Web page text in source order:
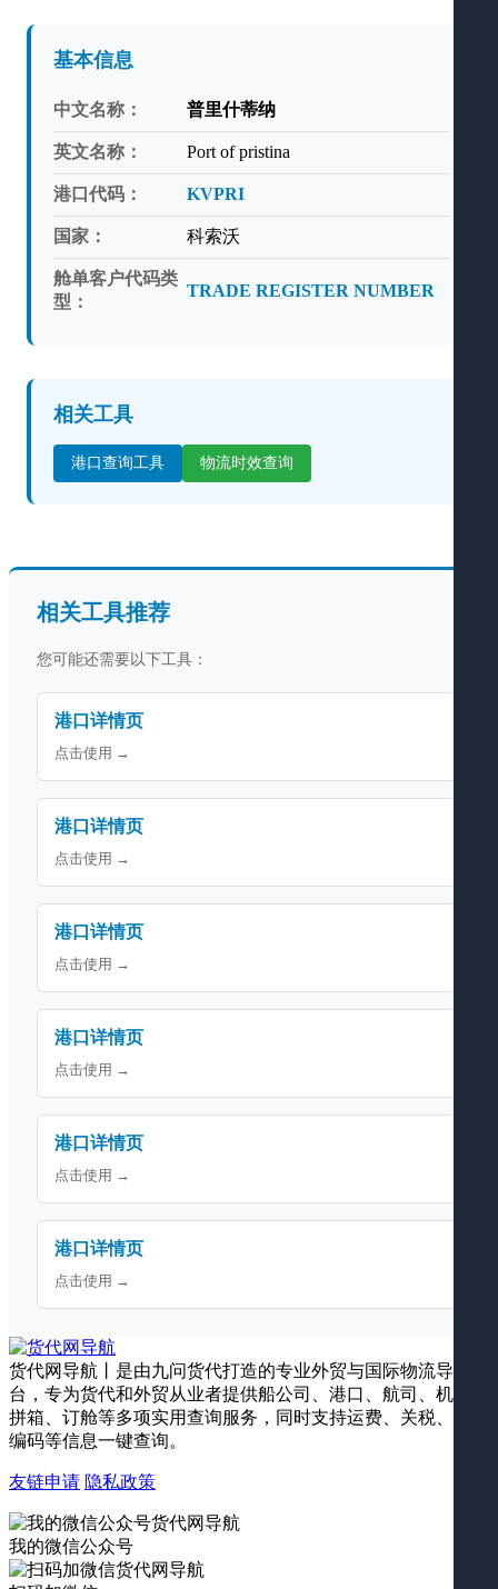
基本信息
中文名称： 普里什蒂纳
英文名称： Port of pristina
港口代码： KVPRI
国家： 科索沃
舱单客户代码类
型：
TRADE REGISTER NUMBER
相关工具
港口查询工具 物流时效查询
相关工具推荐
您可能还需要以下工具：
港口详情页
点击使用 →
港口详情页
点击使用 →
港口详情页
点击使用 →
港口详情页
点击使用 →
港口详情页
点击使用 →
港口详情页
点击使用 →
货代网导航丨是由九问货代打造的专业外贸与国际物流导航平
台，专为货代和外贸从业者提供船公司、港口、航司、机场、
拼箱、订舱等多项实用查询服务，同时支持运费、关税、海关
编码等信息一键查询。
友链申请 隐私政策
我的微信公众号